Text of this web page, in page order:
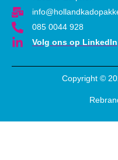
085 0044 928
Volg ons op LinkedIn
Copyright ©